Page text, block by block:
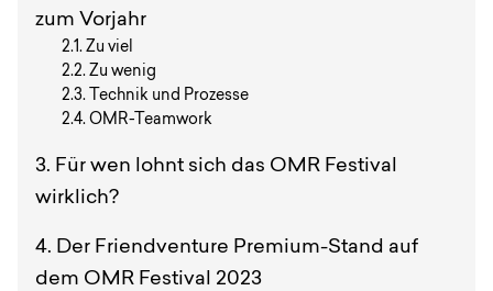
zum Vorjahr
Zu viel
Zu wenig
Technik und Prozesse
OMR-Teamwork
Für wen lohnt sich das OMR Festival
wirklich?
Der Friendventure Premium-Stand auf
dem OMR Festival 2023